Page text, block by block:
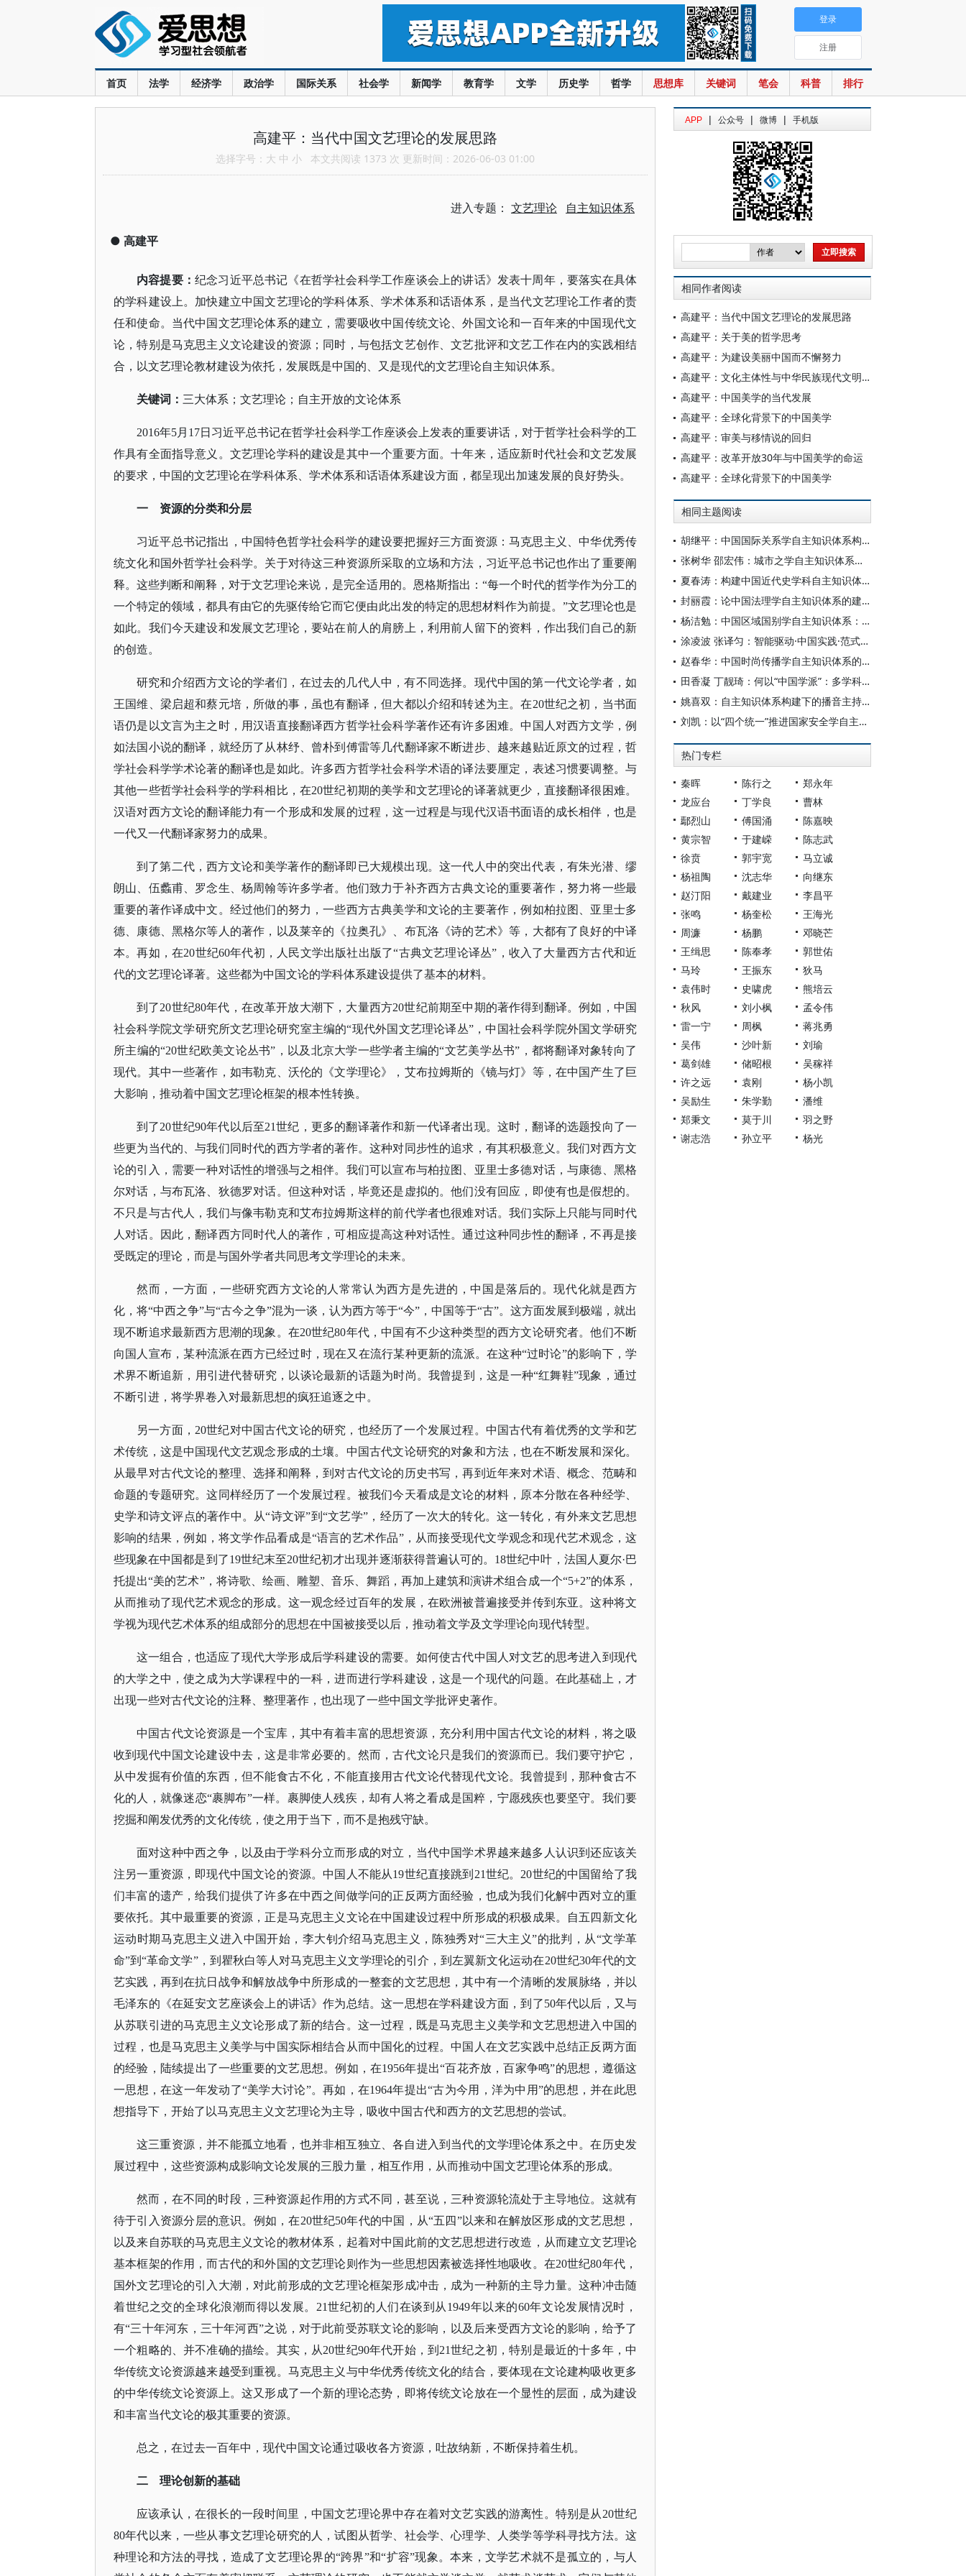
首页 法学 经济学 政治学 国际关系 社会学 新闻学 教育学 文学 历史学 哲学 思想库 关键词 笔会 科普 排行
登录
注册
高建平：当代中国文艺理论的发展思路
选择字号： 大 中 小 本文共阅读 1373 次 更新时间：2026-06-03 01:00
进入专题： 文艺理论 自主知识体系
● 高建平
内容提要： 纪念习近平总书记《在哲学社会科学工作座谈会上的讲话》发表十周年，要落实在具体
的学科建设上。加快建立中国文艺理论的学科体系、学术体系和话语体系，是当代文艺理论工作者的责
任和使命。当代中国文艺理论体系的建立，需要吸收中国传统文论、外国文论和一百年来的中国现代文
论，特别是马克思主义文论建设的资源；同时，与包括文艺创作、文艺批评和文艺工作在内的实践相结
合，以文艺理论教材建设为依托，发展既是中国的、又是现代的文艺理论自主知识体系。
关键词 ： 三大体系；文艺理论；自主开放的文论体系
2016年5月17日习近平总书记在哲学社会科学工作座谈会上发表的重要讲话，对于哲学社会科学的工
作具有全面指导意义。文艺理论学科的建设是其中一个重要方面。十年来，适应新时代社会和文艺发展
的要求，中国的文艺理论在学科体系、学术体系和话语体系建设方面，都呈现出加速发展的良好势头。
一 资源的分类和分层
习近平总书记指出，中国特色哲学社会科学的建设要把握好三方面资源：马克思主义、中华优秀传
统文化和国外哲学社会科学。关于对待这三种资源所采取的立场和方法，习近平总书记也作出了重要阐
释。这些判断和阐释，对于文艺理论来说，是完全适用的。恩格斯指出： “每一个时代的哲学作为分工的
一个特定的领域，都具有由它的先驱传给它而它便由此出发的特定的思想材料作为前提。”文艺理论也是
如此。我们今天建设和发展文艺理论，要站在前人的肩膀上，利用前人留下的资料，作出我们自己的新
的创造。
研究和介绍西方文论的学者们，在过去的几代人中，有不同选择。现代中国的第一代文论学者，如
王国维、梁启超和蔡元培，所做的事，虽也有翻译，但大都以介绍和转述为主。在20世纪之初，当书面
语仍是以文言为主之时，用汉语直接翻译西方哲学社会科学著作还有许多困难。中国人对西方文学，例
如法国小说的翻译，就经历了从林纾、曾朴到傅雷等几代翻译家不断进步、越来越贴近原文的过程，哲
学社会科学学术论著的翻译也是如此。许多西方哲学社会科学术语的译法要厘定，表述习惯要调整。与
其他一些哲学社会科学的学科相比，在20世纪初期的美学和文艺理论的译著就更少，直接翻译很困难。
汉语对西方文论的翻译能力有一个形成和发展的过程，这一过程是与现代汉语书面语的成长相伴，也是
一代又一代翻译家努力的成果。
到了第二代，西方文论和美学著作的翻译即已大规模出现。这一代人中的突出代表，有朱光潜、缪
朗山、伍蠡甫、罗念生、杨周翰等许多学者。他们致力于补齐西方古典文论的重要著作，努力将一些最
重要的著作译成中文。经过他们的努力，一些西方古典美学和文论的主要著作，例如柏拉图、亚里士多
德、康德、黑格尔等人的著作，以及莱辛的《拉奥孔》、布瓦洛《诗的艺术》等，大都有了良好的中译
本。再如，在20世纪60年代初，人民文学出版社出版了“古典文艺理论译丛”，收入了大量西方古代和近
代的文艺理论译著。这些都为中国文论的学科体系建设提供了基本的材料。
到了20世纪80年代，在改革开放大潮下，大量西方20世纪前期至中期的著作得到翻译。例如，中国
社会科学院文学研究所文艺理论研究室主编的“现代外国文艺理论译丛”，中国社会科学院外国文学研究
所主编的“20世纪欧美文论丛书”，以及北京大学一些学者主编的“文艺美学丛书”，都将翻译对象转向了
现代。其中一些著作，如韦勒克、沃伦的《文学理论》，艾布拉姆斯的《镜与灯》等，在中国产生了巨
大影响，推动着中国文艺理论框架的根本性转换。
到了20世纪90年代以后至21世纪，更多的翻译著作和新一代译者出现。这时，翻译的选题投向了一
些更为当代的、与我们同时代的西方学者的著作。这种对同步性的追求，有其积极意义。我们对西方文
论的引入，需要一种对话性的增强与之相伴。我们可以宣布与柏拉图、亚里士多德对话，与康德、黑格
尔对话，与布瓦洛、狄德罗对话。但这种对话，毕竟还是虚拟的。他们没有回应，即使有也是假想的。
不只是与古代人，我们与像韦勒克和艾布拉姆斯这样的前代学者也很难对话。我们实际上只能与同时代
人对话。因此，翻译西方同时代人的著作，可相应提高这种对话性。通过这种同步性的翻译，不再是接
受既定的理论，而是与国外学者共同思考文学理论的未来。
然而，一方面，一些研究西方文论的人常常认为西方是先进的，中国是落后的。现代化就是西方
化，将“中西之争”与“古今之争”混为一谈，认为西方等于“今”，中国等于“古”。这方面发展到极端，就出
现不断追求最新西方思潮的现象。在20世纪80年代，中国有不少这种类型的西方文论研究者。他们不断
向国人宣布，某种流派在西方已经过时，现在又在流行某种更新的流派。在这种“过时论”的影响下，学
术界不断追新，用引进代替研究，以谈论最新的话题为时尚。我曾提到，这是一种“红舞鞋”现象，通过
不断引进，将学界卷入对最新思想的疯狂追逐之中。
另一方面， 20世纪对中国古代文论的研究，也经历了一个发展过程。中国古代有着优秀的文学和艺
术传统，这是中国现代文艺观念形成的土壤。中国古代文论研究的对象和方法，也在不断发展和深化。
从最早对古代文论的整理、选择和阐释，到对古代文论的历史书写，再到近年来对术语、概念、范畴和
命题的专题研究。这同样经历了一个发展过程。被我们今天看成是文论的材料，原本分散在各种经学、
史学和诗文评点的著作中。从“诗文评”到“文艺学”，经历了一次大的转化。这一转化，有外来文艺思想
影响的结果，例如，将文学作品看成是“语言的艺术作品”，从而接受现代文学观念和现代艺术观念，这
些现象在中国都是到了19世纪末至20世纪初才出现并逐渐获得普遍认可的。18世纪中叶，法国人夏尔·巴
托提出“美的艺术”，将诗歌、绘画、雕塑、音乐、舞蹈，再加上建筑和演讲术组合成一个“5+2”的体系，
从而推动了现代艺术观念的形成。这一观念经过百年的发展，在欧洲被普遍接受并传到东亚。这种将文
学视为现代艺术体系的组成部分的思想在中国被接受以后，推动着文学及文学理论向现代转型。
这一组合，也适应了现代大学形成后学科建设的需要。如何使古代中国人对文艺的思考进入到现代
的大学之中，使之成为大学课程中的一科，进而进行学科建设，这是一个现代的问题。在此基础上，才
出现一些对古代文论的注释、整理著作，也出现了一些中国文学批评史著作。
中国古代文论资源是一个宝库，其中有着丰富的思想资源，充分利用中国古代文论的材料，将之吸
收到现代中国文论建设中去，这是非常必要的。然而，古代文论只是我们的资源而已。我们要守护它，
从中发掘有价值的东西，但不能食古不化，不能直接用古代文论代替现代文论。我曾提到，那种食古不
化的人，就像迷恋“裹脚布”一样。裹脚使人残疾，却有人将之看成是国粹，宁愿残疾也要坚守。我们要
挖掘和阐发优秀的文化传统，使之用于当下，而不是抱残守缺。
面对这种中西之争，以及由于学科分立而形成的对立，当代中国学术界越来越多人认识到还应该关
注另一重资源，即现代中国文论的资源。中国人不能从19世纪直接跳到21世纪。20世纪的中国留给了我
们丰富的遗产，给我们提供了许多在中西之间做学问的正反两方面经验，也成为我们化解中西对立的重
要依托。其中最重要的资源，正是马克思主义文论在中国建设过程中所形成的积极成果。自五四新文化
运动时期马克思主义进入中国开始，李大钊介绍马克思主义，陈独秀对“三大主义”的批判，从“文学革
命”到“革命文学”，到瞿秋白等人对马克思主义文学理论的引介，到左翼新文化运动在20世纪30年代的文
艺实践，再到在抗日战争和解放战争中所形成的一整套的文艺思想，其中有一个清晰的发展脉络，并以
毛泽东的《在延安文艺座谈会上的讲话》作为总结。这一思想在学科建设方面，到了50年代以后，又与
从苏联引进的马克思主义文论形成了新的结合。这一过程，既是马克思主义美学和文艺思想进入中国的
过程，也是马克思主义美学与中国实际相结合从而中国化的过程。中国人在文艺实践中总结正反两方面
的经验，陆续提出了一些重要的文艺思想。例如，在1956年提出“百花齐放，百家争鸣”的思想，遵循这
一思想，在这一年发动了“美学大讨论”。再如，在1964年提出“古为今用，洋为中用”的思想，并在此思
想指导下，开始了以马克思主义文艺理论为主导，吸收中国古代和西方的文艺思想的尝试。
这三重资源，并不能孤立地看，也并非相互独立、各自进入到当代的文学理论体系之中。在历史发
展过程中，这些资源构成影响文论发展的三股力量，相互作用，从而推动中国文艺理论体系的形成。
然而，在不同的时段，三种资源起作用的方式不同，甚至说，三种资源轮流处于主导地位。这就有
待于引入资源分层的意识。例如，在20世纪50年代的中国，从“五四”以来和在解放区形成的文艺思想，
以及来自苏联的马克思主义文论的教材体系，起着对中国此前的文艺思想进行改造，从而建立文艺理论
基本框架的作用，而古代的和外国的文艺理论则作为一些思想因素被选择性地吸收。在20世纪80年代，
国外文艺理论的引入大潮，对此前形成的文艺理论框架形成冲击，成为一种新的主导力量。这种冲击随
着世纪之交的全球化浪潮而得以发展。21世纪初的人们在谈到从1949年以来的60年文论发展情况时，
有“三十年河东，三十年河西”之说，对于此前受苏联文论的影响，以及后来受西方文论的影响，给予了
一个粗略的、并不准确的描绘。其实，从20世纪90年代开始，到21世纪之初，特别是最近的十多年，中
华传统文论资源越来越受到重视。马克思主义与中华优秀传统文化的结合，要体现在文论建构吸收更多
的中华传统文论资源上。这又形成了一个新的理论态势，即将传统文论放在一个显性的层面，成为建设
和丰富当代文论的极其重要的资源。
总之，在过去一百年中，现代中国文论通过吸收各方资源，吐故纳新，不断保持着生机。
二 理论创新的基础
应该承认，在很长的一段时间里，中国文艺理论界中存在着对文艺实践的游离性。特别是从 20世纪
80年代以来，一些从事文艺理论研究的人，试图从哲学、社会学、心理学、人类学等学科寻找方法。这
种理论和方法的寻找，造成了文艺理论界的“跨界”和“扩容”现象。本来，文学艺术就不是孤立的，与人
APP | 公众号 | 微博 | 手机版
相同作者阅读
高建平：当代中国文艺理论的发展思路
高建平：关于美的哲学思考
高建平：为建设美丽中国而不懈努力
高建平：文化主体性与中华民族现代文明建设
高建平：中国美学的当代发展
高建平：全球化背景下的中国美学
高建平：审美与移情说的回归
高建平：改革开放30年与中国美学的命运
高建平：全球化背景下的中国美学
相同主题阅读
胡继平：中国国际关系学自主知识体系构建的时代转向
张树华 邵宏伟：城市之学自主知识体系正在加快形成
夏春涛：构建中国近代史学科自主知识体系刍议
封丽霞：论中国法理学自主知识体系的建构
杨洁勉：中国区域国别学自主知识体系：本原、借鉴和建构
涂凌波 张译匀：智能驱动·中国实践·范式创新：“构建中国新闻传播学自主知识体系”专题研讨会综述
赵春华：中国时尚传播学自主知识体系的内在逻辑与实践路径
田香凝 丁靓琦：何以“中国学派”：多学科视野下中国特色新闻传播学建设的研究
姚喜双：自主知识体系构建下的播音主持高等专业教育研究
刘凯：以“四个统一”推进国家安全学自主知识体系构建
热门专栏
秦晖 陈行之
郑永年
龙应台
丁学良
曹林
鄢烈山
傅国涌
陈嘉映
黄宗智
于建嵘
陈志武
徐贲
郭宇宽
马立诚
杨祖陶
沈志华
向继东
赵汀阳
戴建业
李昌平
张鸣
杨奎松
王海光
周濂
杨鹏
邓晓芒
王缉思
陈奉孝
郭世佑
马玲
王振东
狄马
袁伟时
史啸虎
熊培云
秋风
刘小枫
孟令伟
雷一宁
周枫
蒋兆勇
吴伟
沙叶新
刘瑜
葛剑雄
储昭根
吴稼祥
许之远
袁刚
杨小凯
吴励生
朱学勤
潘维
郑秉文
莫于川
羽之野
谢志浩
孙立平 杨光